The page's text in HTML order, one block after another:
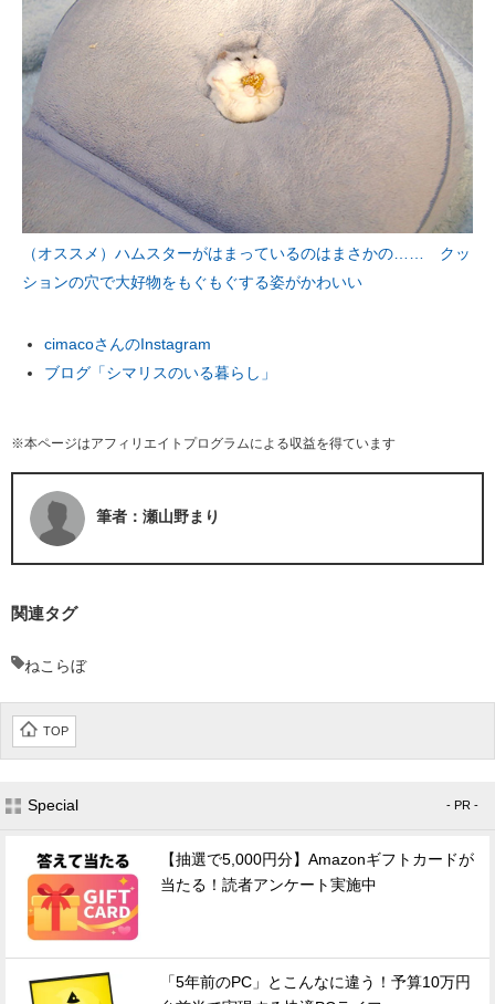
（オススメ）ハムスターがはまっているのはまさかの…… クッ
ションの穴で大好物をもぐもぐする姿がかわいい
cimacoさんのInstagram
ブログ「シマリスのいる暮らし」
※本ページはアフィリエイトプログラムによる収益を得ています
筆者：瀬山野まり
関連タグ
ねこらぼ
TOP
Special - PR -
【抽選で5,000円分】Amazonギフトカードが
当たる！読者アンケート実施中
「5年前のPC」とこんなに違う！予算10万円